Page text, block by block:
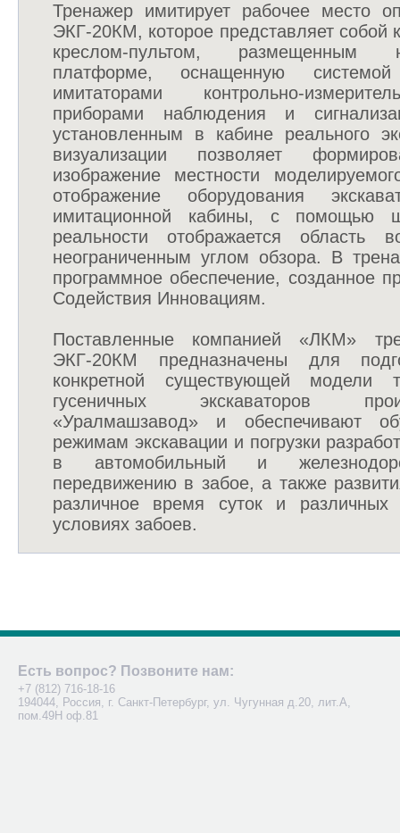
Тренажер имитирует рабочее место
ЭКГ-20КМ, которое представляет собой
креслом-пультом, размещенным
платформе, оснащенную
имитаторами контрольно-
приборами наблюдения и
установленным в кабине реального
визуализации позволяет
изображение местности
отображение оборудования
имитационной кабины, с помощью
реальности отображается область
неограниченным углом обзора. В
программное обеспечение, созданное
Содействия Инновациям.
Поставленные компанией «ЛКМ»
ЭКГ-20КМ предназначены для
конкретной существующей модели
гусеничных экскаваторов
«Уралмашзавод» и обеспечивают
режимам экскавации и погрузки
в автомобильный и
передвижению в забое, а также
различное время суток и различных
условиях забоев.
Есть вопрос? Позвоните нам:
+7 (812) 716-18-16
194044, Россия, г. Санкт-Петербург, ул. Чугунная д.20, лит.А,
пом.49Н оф.81